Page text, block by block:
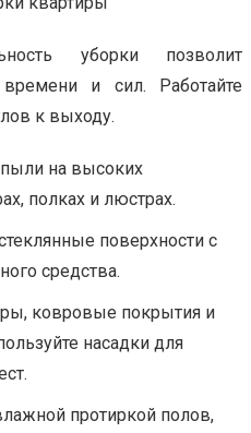
уборки позволит
и сил. Работайте
к выходу.
пыли на высоких
полках и люстрах.
поверхности с
средства.
ковровые покрытия и
насадки для
протиркой полов,